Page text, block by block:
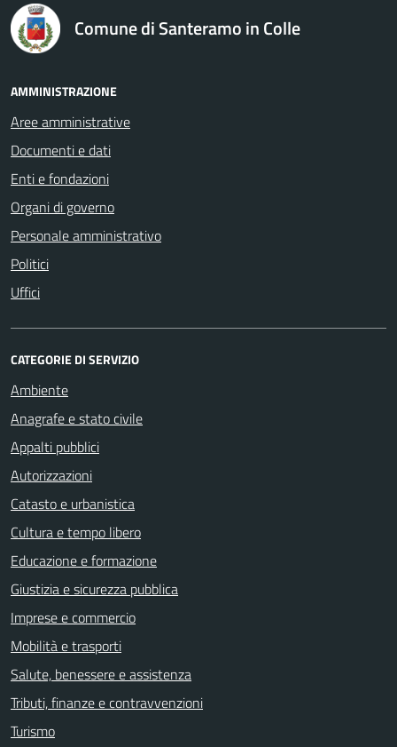
Comune di Santeramo in Colle
AMMINISTRAZIONE
Aree amministrative
Documenti e dati
Enti e fondazioni
Organi di governo
Personale amministrativo
Politici
Uffici
CATEGORIE DI SERVIZIO
Ambiente
Anagrafe e stato civile
Appalti pubblici
Autorizzazioni
Catasto e urbanistica
Cultura e tempo libero
Educazione e formazione
Giustizia e sicurezza pubblica
Imprese e commercio
Mobilità e trasporti
Salute, benessere e assistenza
Tributi, finanze e contravvenzioni
Turismo